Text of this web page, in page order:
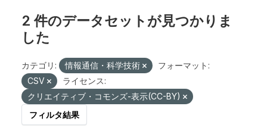
2 件のデータセットが見つかりま
した
カテゴリ: 情報通信・科学技術
フォーマット:
CSV
ライセンス:
クリエイティブ・コモンズ-表示(CC-BY)
フィルタ結果